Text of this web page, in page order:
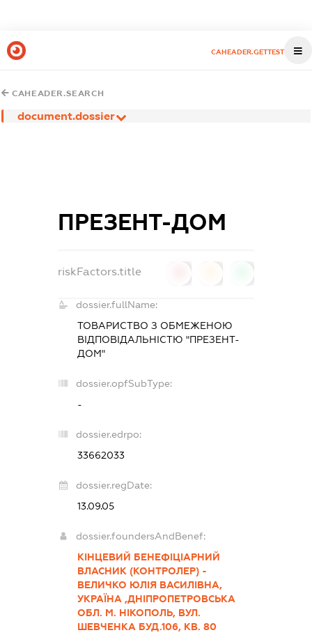
CAHEADER.GETTEST
CAHEADER.SEARCH
document.dossier
ПРЕЗЕНТ-ДОМ
riskFactors.title
dossier.fullName:
ТОВАРИСТВО З ОБМЕЖЕНОЮ
ВІДПОВІДАЛЬНІСТЮ "ПРЕЗЕНТ-
ДОМ"
dossier.opfSubType:
-
dossier.edrpo:
33662033
dossier.regDate:
13.09.05
dossier.foundersAndBenef:
КІНЦЕВИЙ БЕНЕФІЦІАРНИЙ
ВЛАСНИК (КОНТРОЛЕР) -
ВЕЛИЧКО ЮЛІЯ ВАСИЛІВНА,
УКРАЇНА ,ДНІПРОПЕТРОВСЬКА
ОБЛ. М. НІКОПОЛЬ, ВУЛ.
ШЕВЧЕНКА БУД.106, КВ. 80